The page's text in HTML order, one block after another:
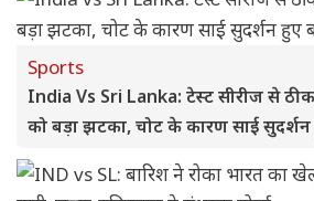
Sports
India Vs Sri Lanka: टेस्ट सीरीज से
को बड़ा झटका, चोट के कारण साई सुदर्शन